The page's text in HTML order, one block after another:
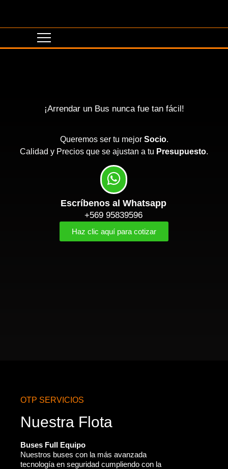
¡Arrendar un Bus nunca fue tan fácil!
Queremos ser tu mejor Socio.
Calidad y Precios que se ajustan a tu Presupuesto.
Escríbenos al Whatsapp
+569 95839596
Haz clic aquí para cotizar
OTP SERVICIOS
Nuestra Flota
Buses Full Equipo
Nuestros buses con la más avanzada
tecnología en seguridad cumpliendo con la